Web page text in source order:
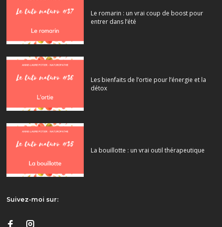
Le romarin : un vrai coup de boost pour
entrer dans l’été
Les bienfaits de l’ortie pour l’énergie et la
détox
La bouillotte : un vrai outil thérapeutique
Suivez-moi sur: